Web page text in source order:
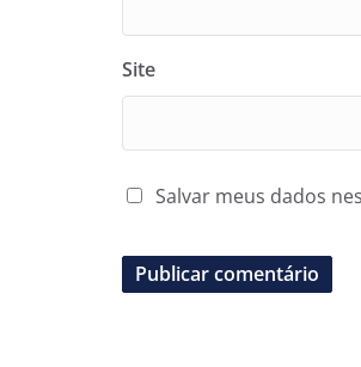
Site
Salvar meus dados